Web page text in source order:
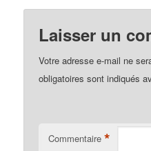
Laisser un
Votre adresse e-mail ne
obligatoires sont indiqués
Commentaire *